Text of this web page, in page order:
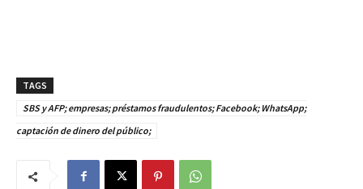
TAGS
SBS y AFP; empresas; préstamos fraudulentos; Facebook; WhatsApp;
captación de dinero del público;